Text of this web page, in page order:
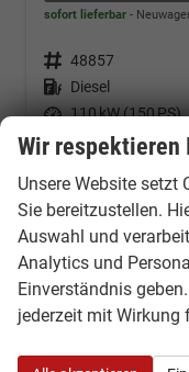
sofort lieferbar
Fahrzeugnr. 48857
Kraftstoff Diesel
Leistung 110 kW (150 PS)
22.06.2026
42.600,– €
incl. 19% MwSt.
Verbrauch
CO 2 -Klasse:
CO -Emissionen:
Wir respektieren
Unsere Website setzt
Sie bereitzustellen.
Auswahl und
Analytics und
Einverständnis
jederzeit mit